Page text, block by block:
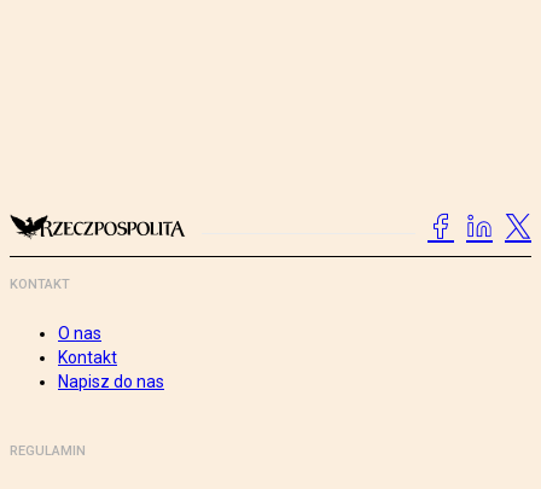
KONTAKT
O nas
Kontakt
Napisz do nas
REGULAMIN